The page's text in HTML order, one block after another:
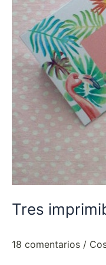
Tres
18 comentarios /